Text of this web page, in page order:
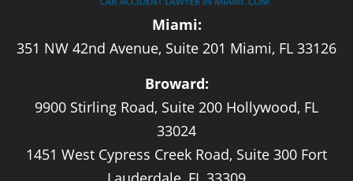
Miami:
351 NW 42nd Avenue, Suite 201 Miami, FL 33126
Broward:
9900 Stirling Road, Suite 200 Hollywood, FL
33024
1451 West Cypress Creek Road, Suite 300 Fort